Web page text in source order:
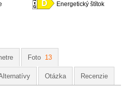
Energetický štítok
Foto 13
Otázka Recenzie